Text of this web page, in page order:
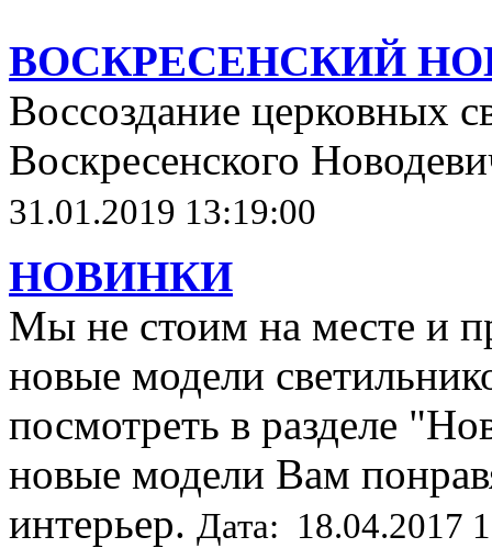
ВОСКРЕСЕНСКИЙ
Воссоздание церковных
Воскресенского
31.01.2019 13:19:00
НОВИНКИ
Мы не стоим на месте и
новые модели
посмотреть в разделе
новые модели Вам
интерьер. Дата: 18.04.2017